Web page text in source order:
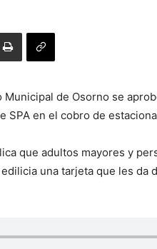
de Osorno se
SPA en el cobro de
que adultos mayores y
una tarjeta que les da